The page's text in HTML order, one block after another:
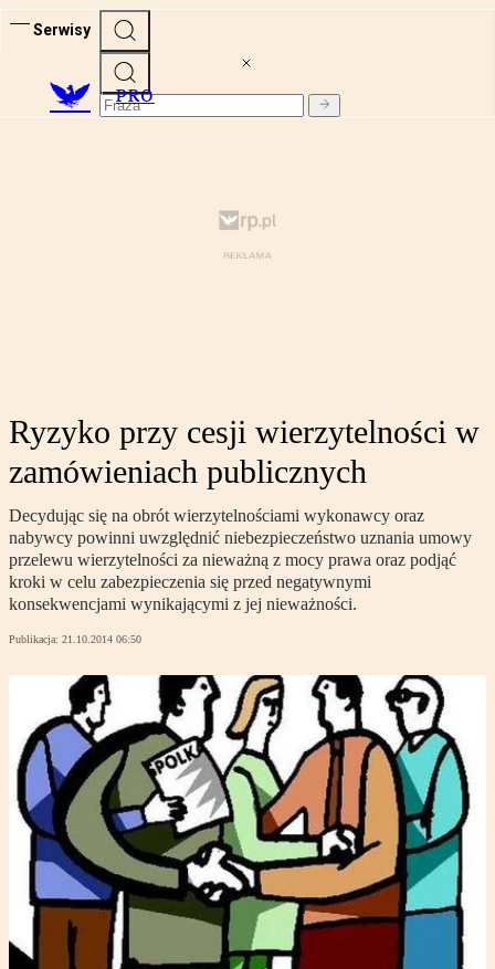
Serwisy
PRO
Ryzyko przy cesji wierzytelności w
zamówieniach publicznych
Decydując się na obrót wierzytelnościami wykonawcy oraz
nabywcy powinni uwzględnić niebezpieczeństwo uznania umowy
przelewu wierzytelności za nieważną z mocy prawa oraz podjąć
kroki w celu zabezpieczenia się przed negatywnymi
konsekwencjami wynikającymi z jej nieważności.
Publikacja: 21.10.2014 06:50